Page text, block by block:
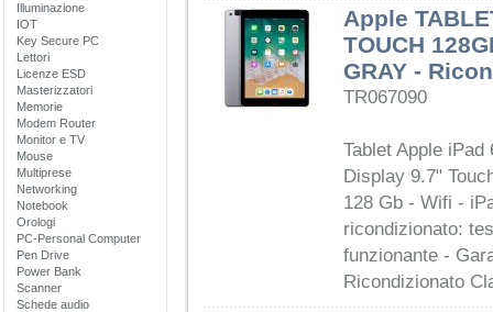
Illuminazione
IOT
Key Secure PC
Lettori
Licenze ESD
Masterizzatori
Memorie
Modem Router
Monitor e TV
Mouse
Multiprese
Networking
Notebook
Orologi
PC-Personal Computer
Pen Drive
Power Bank
Scanner
Schede audio
Apple
TOUCH
GRAY -
TR067090
Tablet Apple
Display 9.7"
128 Gb - Wifi -
ricondizionato:
funzionante -
Ricondizionato